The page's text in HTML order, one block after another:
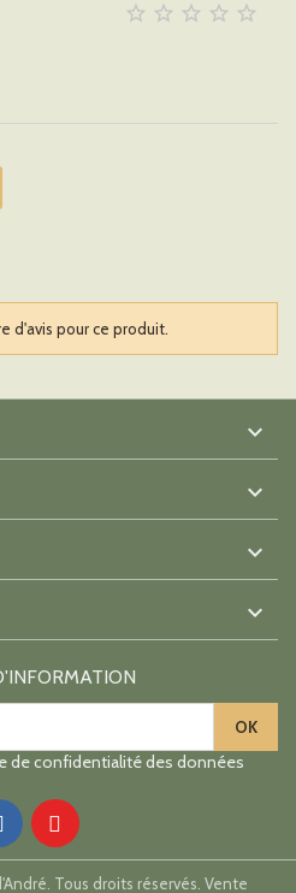
    
d'avis pour ce produit.




de confidentialité des données
Tous droits réservés. Vente